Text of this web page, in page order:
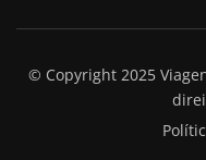
© Copyright 2025